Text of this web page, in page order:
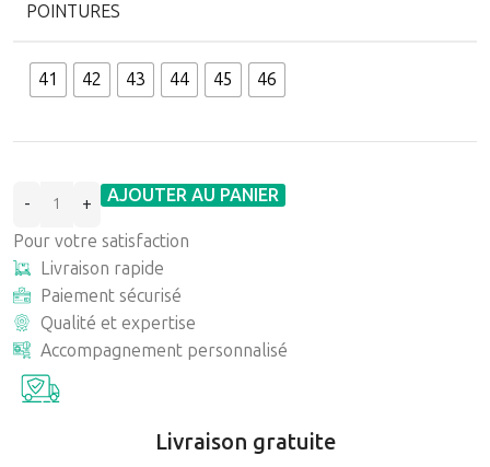
POINTURES
41 42 43 44 45 46
AJOUTER AU PANIER
Pour votre satisfaction
Livraison rapide
Paiement sécurisé
Qualité et expertise
Accompagnement personnalisé
Livraison gratuite